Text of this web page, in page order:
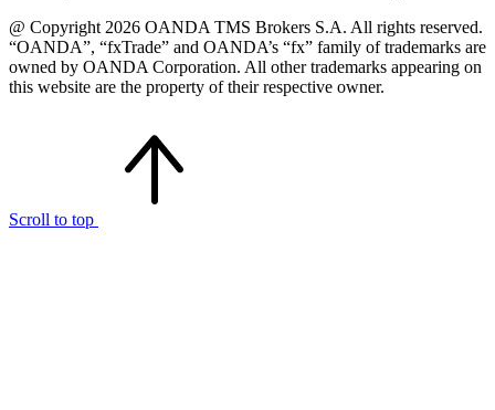
@ Copyright 2026 OANDA TMS Brokers S.A. All rights reserved.
“OANDA”, “fxTrade” and OANDA’s “fx” family of trademarks are
owned by OANDA Corporation. All other trademarks appearing on
this website are the property of their respective owner.
Scroll to top